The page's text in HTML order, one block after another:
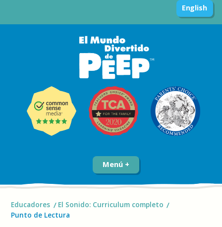
English
Menú
Educadores
El Sonido: Curriculum completo
Punto de Lectura